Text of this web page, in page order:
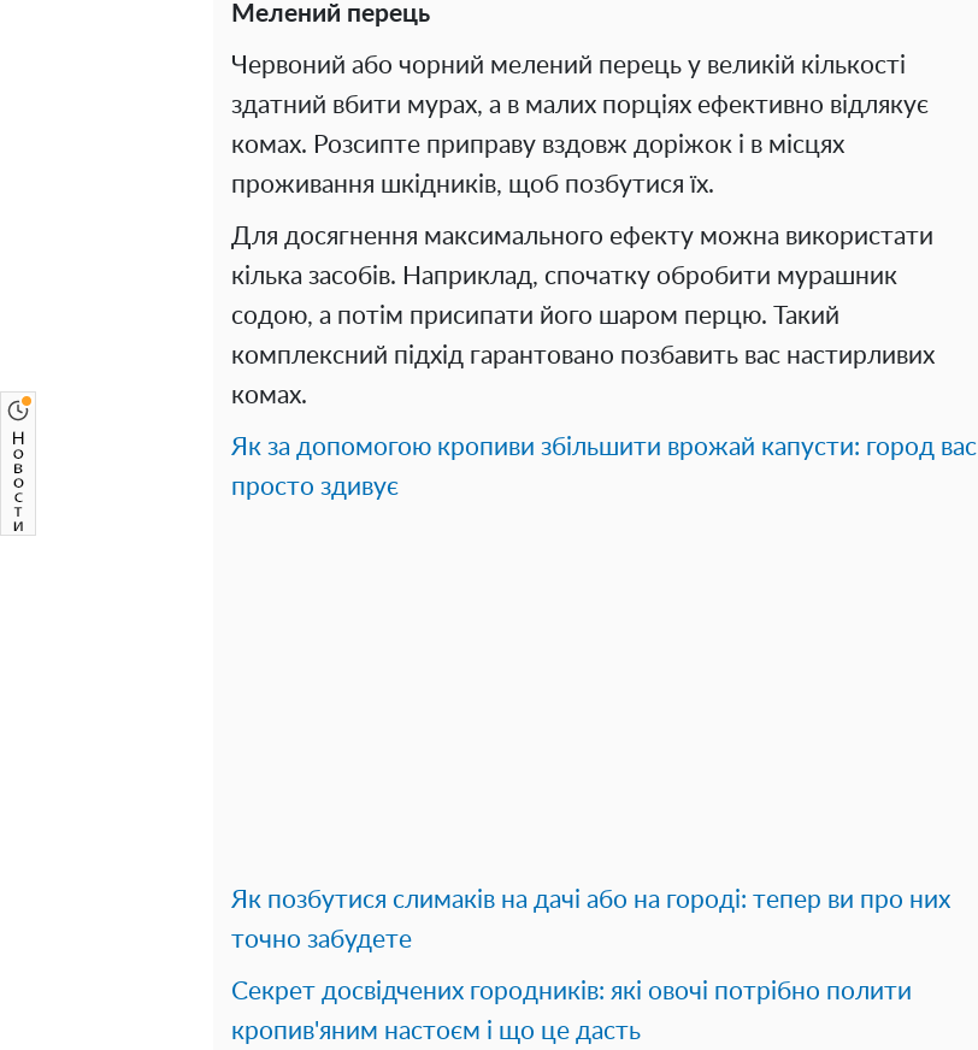
Мелений перець
Червоний або чорний мелений перець у великій кількості
здатний вбити мурах, а в малих порціях ефективно відлякує
комах. Розсипте приправу вздовж доріжок і в місцях
проживання шкідників, щоб позбутися їх.
Для досягнення максимального ефекту можна використати
кілька засобів. Наприклад, спочатку обробити мурашник
содою, а потім присипати його шаром перцю. Такий
комплексний підхід гарантовано позбавить вас настирливих
комах.
Як за допомогою кропиви збільшити врожай капусти: город вас
просто здивує
Як позбутися слимаків на дачі або на городі: тепер ви про них
точно забудете
Секрет досвідчених городників: які овочі потрібно полити
кропив'яним настоєм і що це дасть